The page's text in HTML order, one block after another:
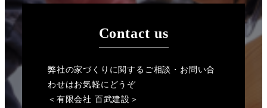
Contact us
弊社の家づくりに関するご相談・お問い合
わせはお気軽にどうぞ
＜有限会社 百武建設＞